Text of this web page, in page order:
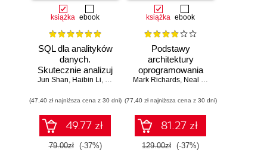
książka ebook
SQL dla analityków
danych.
Skutecznie analizuj
dane, wyciągaj
wnioski i opanuj
zaawansowany
SQL na potrzeby
praktycznych
zastosowań.
Jun Shan, Haibin Li, Matt Goldwasser,Upom Malik ,Benjamin Johnston
(47,40 zł najniższa cena z 30 dni)
49.77 zł
79.00zł (-37%)
książka ebook
Podstawy
architektury
oprogramowania
dla inżynierów.
Mark Richards, Neal Ford
(77,40 zł najniższa cena z 30 dni)
81.27 zł
129.00zł (-37%)